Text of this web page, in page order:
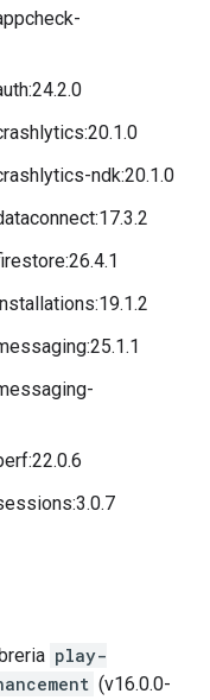
ndk:20.1.0
play-
(v16.0.0-